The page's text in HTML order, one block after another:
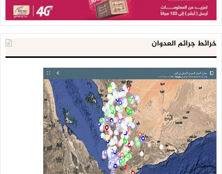
خرائط جرائم العدوان